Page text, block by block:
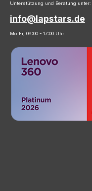
Unterstützung und Beratung unter:
info@lapstars.de
Mo-Fr, 09:00 - 17:00 Uhr